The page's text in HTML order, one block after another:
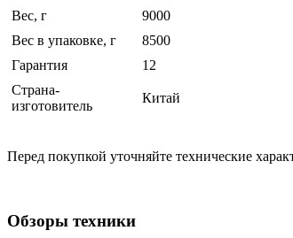
Вес, г
9000
Вес в упаковке, г
8500
Гарантия
12
Страна-
изготовитель
Китай
Перед покупкой уточняйте технические
Обзоры техники